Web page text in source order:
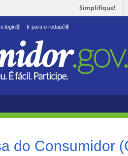
Simplifique!
login3 Ir para o rodapé4
do Consumidor